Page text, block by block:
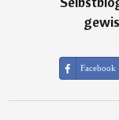
Facebook